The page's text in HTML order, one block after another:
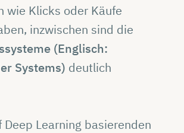
wie Klicks oder Käufe
inzwischen sind die
(Englisch:
Systems) deutlich
Deep Learning basierenden